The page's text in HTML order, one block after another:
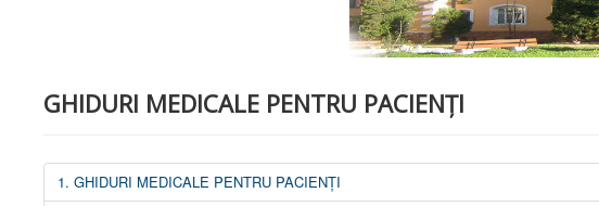
GHIDURI MEDICALE PENTRU PACIENȚI
1. GHIDURI MEDICALE PENTRU PACIENȚI